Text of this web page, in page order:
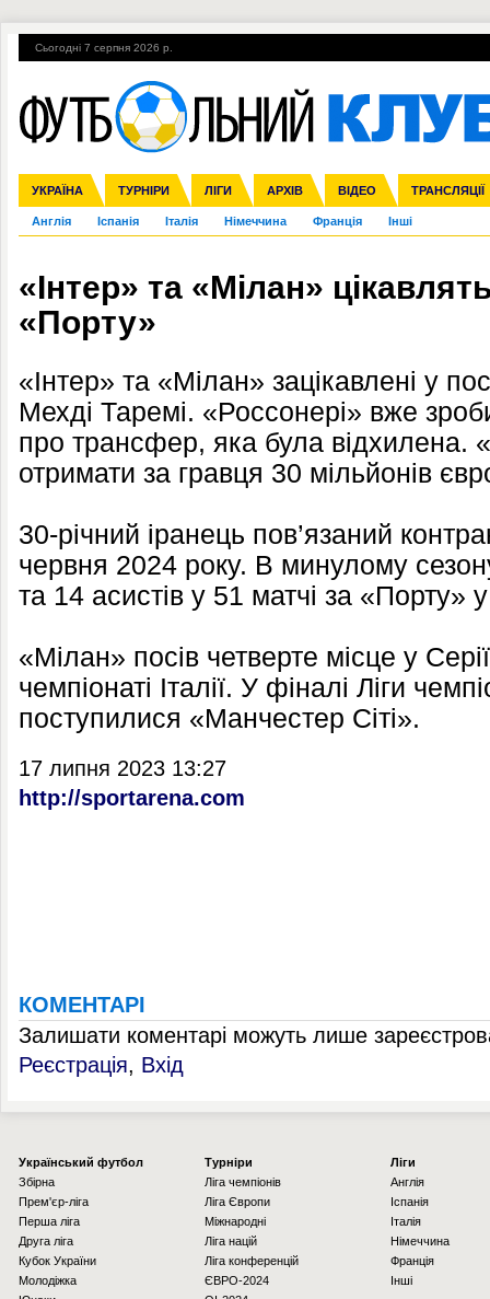
Сьогодні 7 серпня 2026 р.
УКРАЇНА ТУРНІРИ ЛІГИ АРХІВ ВІДЕО ТРАНСЛЯЦІЇ
Збірна Прем'єр-ліга Перша ліга Друга ліга Кубок України
Ліга чемпіонів Ліга Європи Міжнародні Ліга націй Ліга
Англія Іспанія Італія Німеччина Франція Інші
ЧС-2014 ЄВРО-2016 Росія Кубок конфедерацій ЧЄ-2015 (U-
Гарячі теми УПЛ, 2-й тур ВІЙНА УПЛ-ПЕРЕХОДИ
«Інтер» та «Мілан»
«Порту»
«Інтер» та «Мілан» зацікавлені у
Мехді Таремі. «Россонері» вже
про трансфер, яка була відхилена.
отримати за гравця 30 мільйонів
30-річний іранець пов’язаний
червня 2024 року. В минулому
та 14 асистів у 51 матчі за «Порту» у
«Мілан» посів четверте місце у
чемпіонаті Італії. У фіналі Ліги
поступилися «Манчестер Сіті».
17 липня 2023 13:27
http://sportarena.com
КОМЕНТАРІ
Залишати коментарі можуть лише
Реєстрація, Вхід
Українcький футбол
Збірна
Прем'єр-ліга
Перша ліга
Друга ліга
Кубок України
Молодіжка
Турніри
Ліга чемпіонів
Ліга Європи
Міжнародні
Ліга націй
Ліга конференцій
ЄВРО-2024
Ліги
Англія
Іспанія
Італія
Німеччина
Франція
Інші